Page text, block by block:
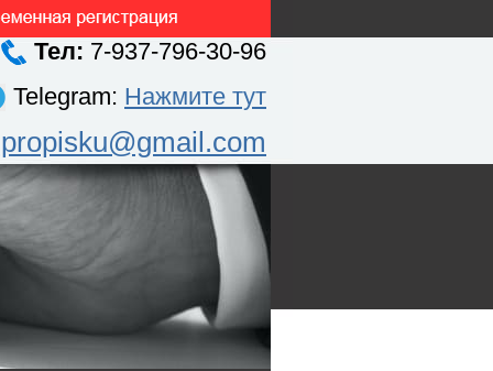
Тел: 7-937-796-30-96
Telegram: Нажмите тут